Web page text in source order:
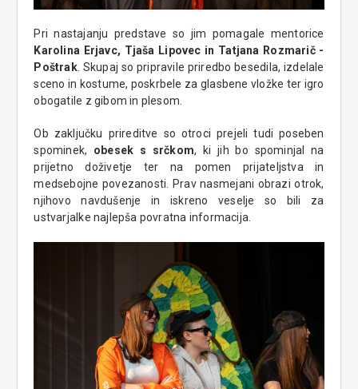
Pri nastajanju predstave so jim pomagale mentorice
Karolina Erjavc, Tjaša Lipovec in Tatjana Rozmarič -
Poštrak. Skupaj so pripravile priredbo besedila, izdelale
sceno in kostume, poskrbele za glasbene vložke ter igro
obogatile z gibom in plesom.
Ob zaključku prireditve so otroci prejeli tudi poseben
spominek, obesek s srčkom, ki jih bo spominjal na
prijetno doživetje ter na pomen prijateljstva in
medsebojne povezanosti. Prav nasmejani obrazi otrok,
njihovo navdušenje in iskreno veselje so bili za
ustvarjalke najlepša povratna informacija.